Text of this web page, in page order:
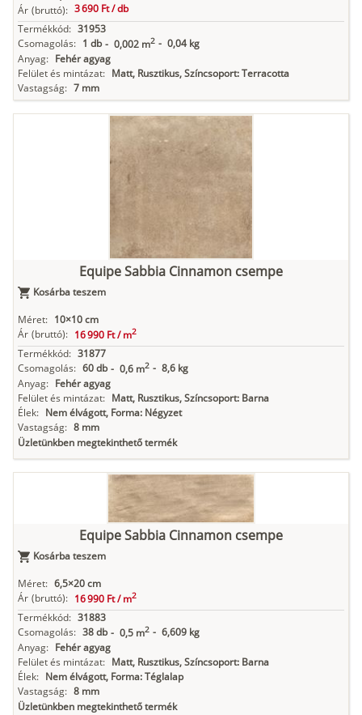
Ár (bruttó): 3 690 Ft /db
Termékkód: 31953
Csomagolás: 1 db - 0,002 m2 - 0,04 kg
Anyag: Fehér agyag
Felület és mintázat: Matt, Rusztikus, Színcsoport: Terracotta
Vastagság: 7 mm
Equipe Sabbia Cinnamon csempe
Kosárba teszem
Méret: 10×10 cm
Ár (bruttó): 16 990 Ft /m2
Termékkód: 31877
Csomagolás: 60 db - 0,6 m2 - 8,6 kg
Anyag: Fehér agyag
Felület és mintázat: Matt, Rusztikus, Színcsoport: Barna
Élek: Nem élvágott, Forma: Négyzet
Vastagság: 8 mm
Üzletünkben megtekinthető termék
Equipe Sabbia Cinnamon csempe
Kosárba teszem
Méret: 6,5×20 cm
Ár (bruttó): 16 990 Ft /m2
Termékkód: 31883
Csomagolás: 38 db - 0,5 m2 - 6,609 kg
Anyag: Fehér agyag
Felület és mintázat: Matt, Rusztikus, Színcsoport: Barna
Élek: Nem élvágott, Forma: Téglalap
Vastagság: 8 mm
Üzletünkben megtekinthető termék